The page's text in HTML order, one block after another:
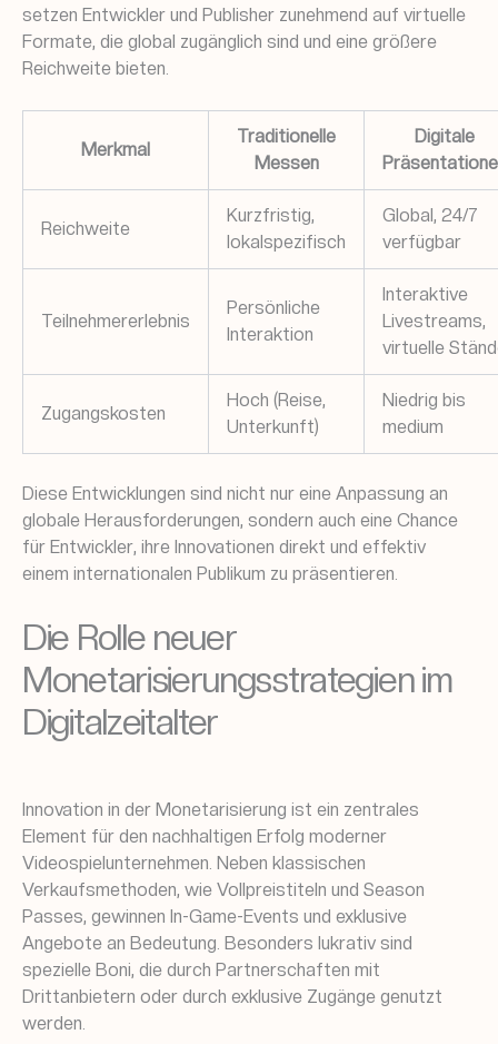
setzen Entwickler und Publisher zunehmend auf virtuelle
Formate, die global zugänglich sind und eine größere
Reichweite bieten.
Merkmal
Traditionelle
Messen
Digitale
Reichweite
Kurzfristig,
lokalspezifisch
Global, 24/7
verfügbar
Teilnehmererlebnis
Persönliche
Interaktion
Interaktive
Livestreams,
virtuelle
Zugangskosten
Hoch (Reise,
Unterkunft)
Niedrig bis
medium
Diese Entwicklungen sind nicht nur eine Anpassung an
globale Herausforderungen, sondern auch eine Chance
für Entwickler, ihre Innovationen direkt und effektiv
einem internationalen Publikum zu präsentieren.
Die Rolle neuer
Monetarisierungsstrategien im
Digitalzeitalter
Innovation in der Monetarisierung ist ein zentrales
Element für den nachhaltigen Erfolg moderner
Videospielunternehmen. Neben klassischen
Verkaufsmethoden, wie Vollpreistiteln und Season
Passes, gewinnen In-Game-Events und exklusive
Angebote an Bedeutung. Besonders lukrativ sind
spezielle Boni, die durch Partnerschaften mit
Drittanbietern oder durch exklusive Zugänge genutzt
werden.